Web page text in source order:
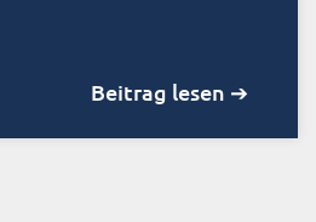
Beitrag lesen ➔